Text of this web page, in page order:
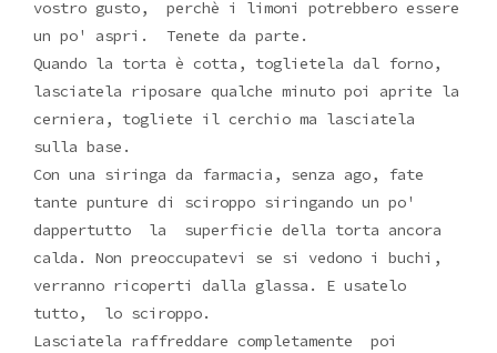
vostro gusto, perchè i limoni potrebbero essere
un po' aspri. Tenete da parte.
Quando la torta è cotta, toglietela dal forno,
lasciatela riposare qualche minuto poi aprite la
cerniera, togliete il cerchio ma lasciatela
sulla base.
Con una siringa da farmacia, senza ago, fate
tante punture di sciroppo siringando un po'
dappertutto la superficie della torta ancora
calda. Non preoccupatevi se si vedono i buchi,
verranno ricoperti dalla glassa. E usatelo
tutto, lo sciroppo.
Lasciatela raffreddare completamente poi